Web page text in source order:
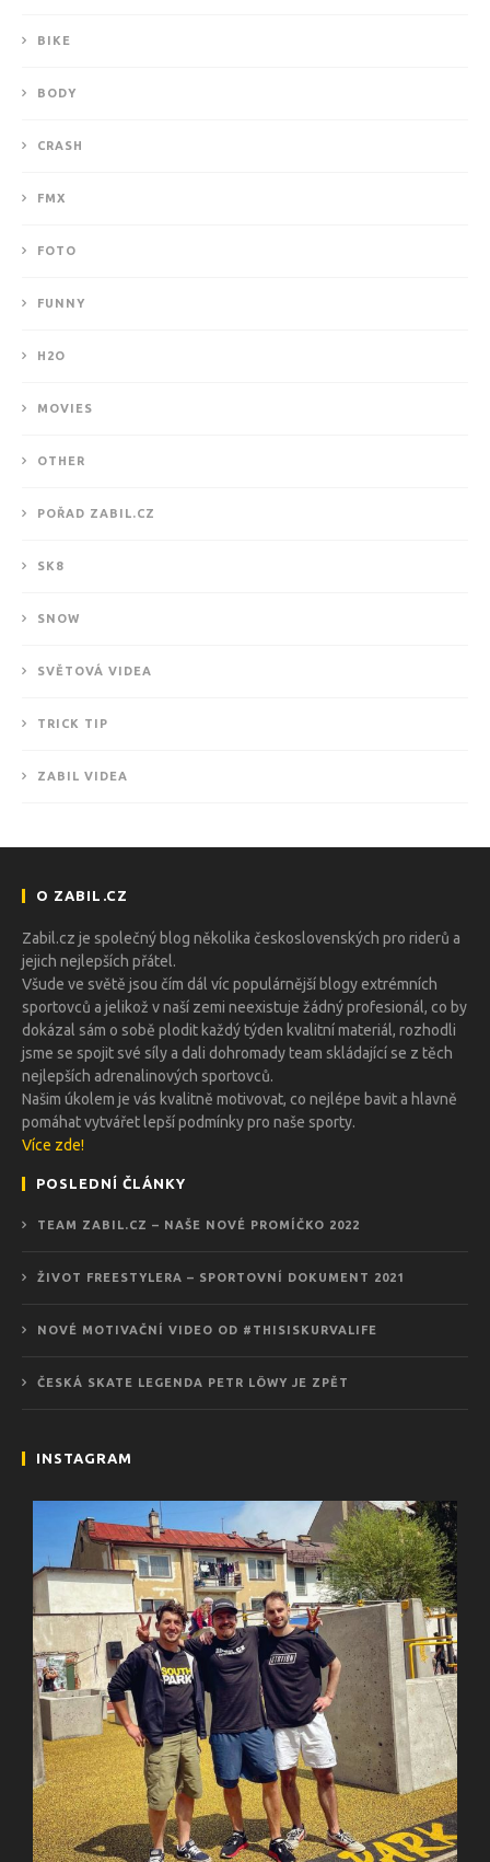
BIKE
BODY
CRASH
FMX
FOTO
FUNNY
H2O
MOVIES
OTHER
POŘAD ZABIL.CZ
SK8
SNOW
SVĚTOVÁ VIDEA
TRICK TIP
ZABIL VIDEA
O ZABIL.CZ
Zabil.cz je společný blog několika československých pro riderů a
jejich nejlepších přátel.
Všude ve světě jsou čím dál víc populárnější blogy extrémních
sportovců a jelikož v naší zemi neexistuje žádný profesionál, co by
dokázal sám o sobě plodit každý týden kvalitní materiál, rozhodli
jsme se spojit své síly a dali dohromady team skládající se z těch
nejlepších adrenalinových sportovců.
Našim úkolem je vás kvalitně motivovat, co nejlépe bavit a hlavně
pomáhat vytvářet lepší podmínky pro naše sporty.
Více zde!
POSLEDNÍ ČLÁNKY
TEAM ZABIL.CZ – NAŠE NOVÉ PROMÍČKO 2022
ŽIVOT FREESTYLERA – SPORTOVNÍ DOKUMENT 2021
NOVÉ MOTIVAČNÍ VIDEO OD #THISISKURVALIFE
ČESKÁ SKATE LEGENDA PETR LÖWY JE ZPĚT
INSTAGRAM